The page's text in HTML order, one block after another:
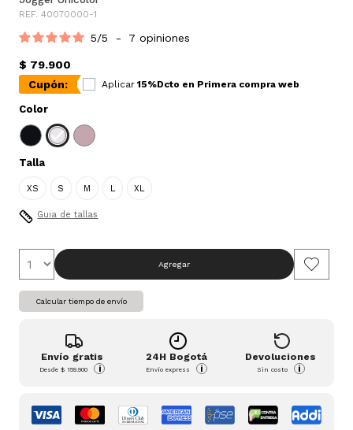
REF. 40070000-1
5/5 - 7 opiniones
$ 79.900
Cupón:
Aplicar 15%Dcto en Primera compra web
Color
Talla
XS S M L XL
Guia de tallas
Agregar
Calcular tiempo de envío
Envío gratis
Desde$ 159.900 i
24H Bogotá
Envío express i
Devoluciones
Sin costo i